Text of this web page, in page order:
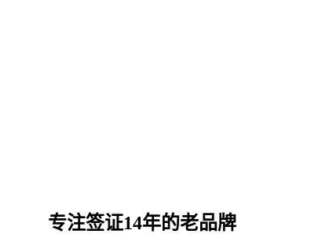
专注签证14年的老品牌